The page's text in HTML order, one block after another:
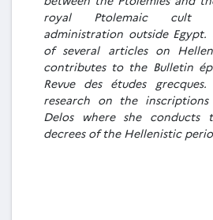
royal Ptolemaic cult
administration outside
of several articles on
contributes to the Bulletin
Revue des études
research on the
Delos where she
decrees of the Hellenistic